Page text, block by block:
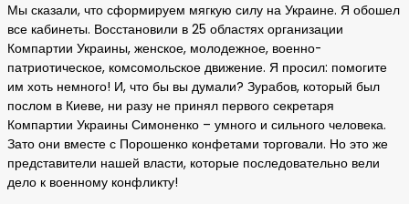
Мы сказали, что сформируем мягкую силу на Украине. Я обошел
все кабинеты. Восстановили в 25 областях организации
Компартии Украины, женское, молодежное, военно-
патриотическое, комсомольское движение. Я просил: помогите
им хоть немного! И, что бы вы думали? Зурабов, который был
послом в Киеве, ни разу не принял первого секретаря
Компартии Украины Симоненко – умного и сильного человека.
Зато они вместе с Порошенко конфетами торговали. Но это же
представители нашей власти, которые последовательно вели
дело к военному конфликту!